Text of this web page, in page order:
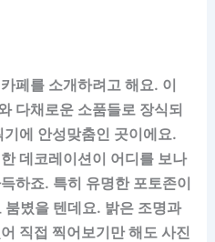
페를 소개하려고 해요. 이
다채로운 소품들로 장식되
에 안성맞춤인 곳이에요.
데코레이션이 어디를 보나
하죠. 특히 유명한 포토존이
볐을 텐데요. 밝은 조명과
직접 찍어보기만 해도 사진